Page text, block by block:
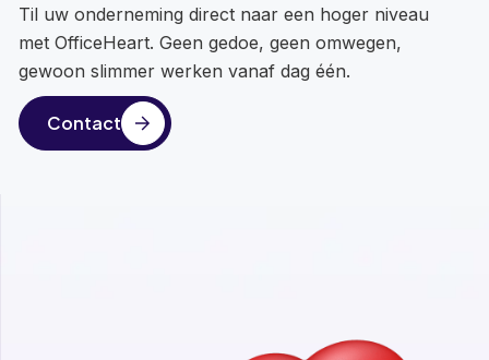
Til uw onderneming direct naar een hoger niveau
met OfficeHeart. Geen gedoe, geen omwegen,
gewoon slimmer werken vanaf dag één.
Contact